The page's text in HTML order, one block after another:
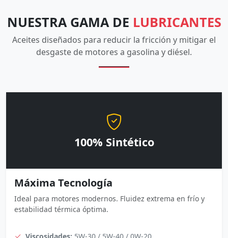
NUESTRA GAMA DE LUBRICANTES
Aceites diseñados para reducir la fricción y mitigar el
desgaste de motores a gasolina y diésel.
100% Sintético
Máxima Tecnología
Ideal para motores modernos. Fluidez extrema en frío y
estabilidad térmica óptima.